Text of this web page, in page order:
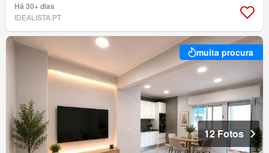
Há 30+ dias
IDEALISTA.PT
muita procura
12 Fotos